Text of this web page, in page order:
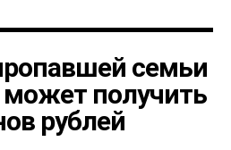
семьи
получить
рублей